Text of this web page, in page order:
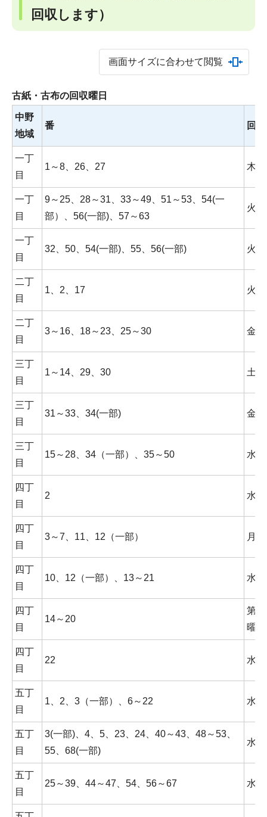
回収します）
画面サイズに合わせて閲覧
古紙・古布の回収曜日
中野
地域
番 回
一丁
目
1～8、26、27 木
一丁
目
9～25、28～31、33～49、51～53、54(一
部）、56(一部)、57～63
火
一丁
目
32、50、54(一部)、55、56(一部) 火
二丁
目
1、2、17 火
二丁
目
3～16、18～23、25～30 金
三丁
目
1～14、29、30 土
三丁
目
31～33、34(一部) 金
三丁
目
15～28、34（一部）、35～50 水
四丁
目
2 水
四丁
目
3～7、11、12（一部） 月
四丁
目
10、12（一部）、13～21 水
四丁
目
14～20
第3
曜日
四丁
目
22 水
五丁
目
1、2、3（一部）、6～22 水
五丁
目
3(一部)、4、5、23、24、40～43、48～53、
55、68(一部)
水
五丁
目
25～39、44～47、54、56～67 水